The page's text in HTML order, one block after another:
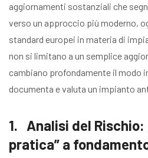
aggiornamenti sostanziali che
verso un approccio più moderno,
standard europei in materia di
non si limitano a un semplice
cambiano profondamente il modo
documenta e valuta un impianto
1. Analisi del Rischio:
pratica” a